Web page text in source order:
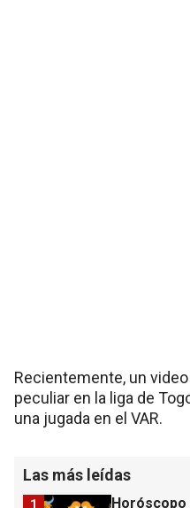
Recientemente, un
peculiar en la liga de
una jugada en el VAR.
Las más leídas
Horóscopo